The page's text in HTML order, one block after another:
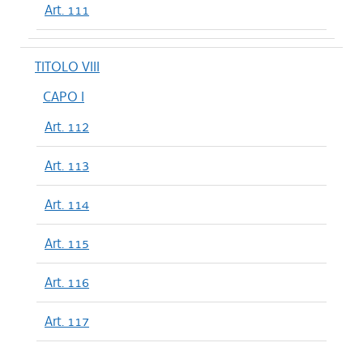
Art. 111
TITOLO VIII
CAPO I
Art. 112
Art. 113
Art. 114
Art. 115
Art. 116
Art. 117